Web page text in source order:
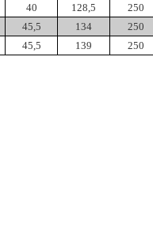
40 128,5 250
45,5 134 250
45,5 139 250